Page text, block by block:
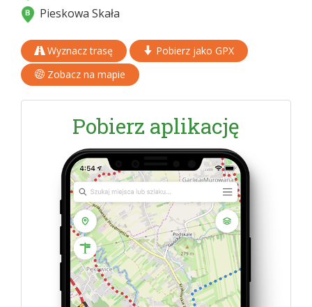
Pieskowa Skała
Wyznacz trasę
Pobierz jako GPX
Zobacz na mapie
Pobierz aplikację